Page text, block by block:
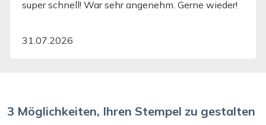
super schnell! War sehr angenehm. Gerne wieder!
31.07.2026
3 Möglichkeiten, Ihren Stempel zu gestalten